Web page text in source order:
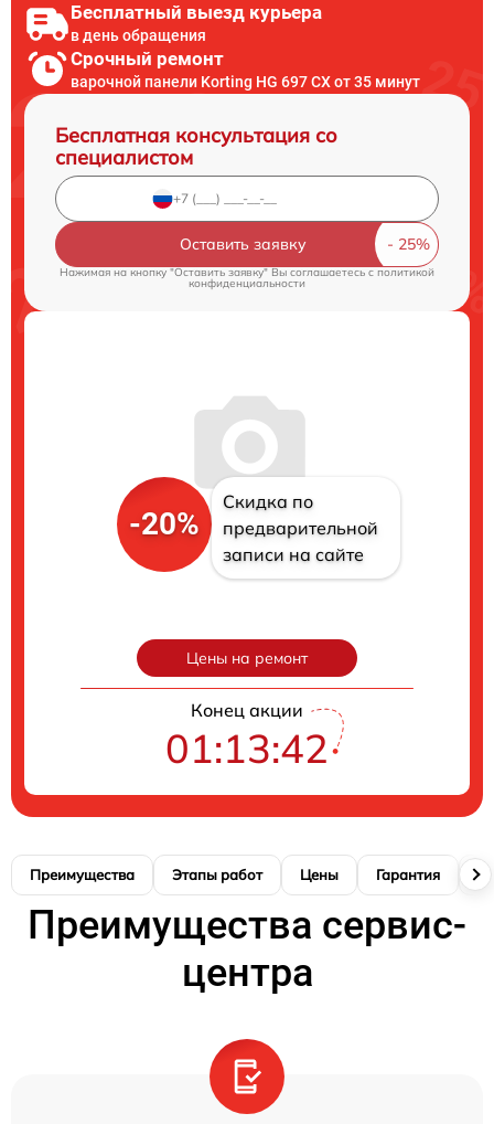
Бесплатный выезд курьера
в день обращения
Срочный ремонт
варочной панели Korting HG 697 CX от 35 минут
Бесплатная консультация со
специалистом
Оставить заявку
Нажимая на кнопку "Оставить заявку" Вы соглашаетесь cполитикой
конфиденциальности
-20%
Скидка по
предварительной
записи на сайте
Цены на ремонт
Конец акции
01:13:41
Преимущества Этапы работ Цены Гарантия
Преимущества сервис-
центра